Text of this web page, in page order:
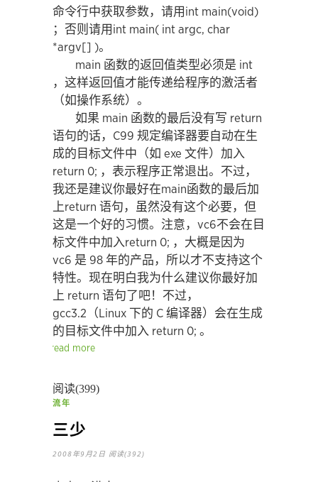
命令行中获取参数，请用int main(void)
；否则请用int main( int argc, char
*argv[] )。
main 函数的返回值类型必须是 int
，这样返回值才能传递给程序的激活者
（如操作系统）。
如果 main 函数的最后没有写 return
语句的话，C99 规定编译器要自动在生
成的目标文件中（如 exe 文件）加入
return 0; ，表示程序正常退出。不过，
我还是建议你最好在main函数的最后加
上return 语句，虽然没有这个必要，但
这是一个好的习惯。注意，vc6不会在目
标文件中加入return 0; ，大概是因为
vc6 是 98 年的产品，所以才不支持这个
特性。现在明白我为什么建议你最好加
上 return 语句了吧！不过，
gcc3.2（Linux 下的 C 编译器）会在生成
的目标文件中加入 return 0; 。
read more
阅读(399)
流年
三少
2008年9月2日 阅读(392)